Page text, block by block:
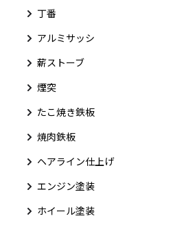
丁番
アルミサッシ
薪ストーブ
煙突
たこ焼き鉄板
焼肉鉄板
ヘアライン仕上げ
エンジン塗装
ホイール塗装